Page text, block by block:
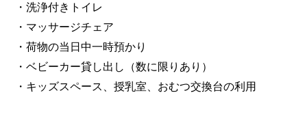
・洗浄付きトイレ
・マッサージチェア
・荷物の当日中一時預かり
・ベビーカー貸し出し（数に限りあり）
・キッズスペース、授乳室、おむつ交換台の利用